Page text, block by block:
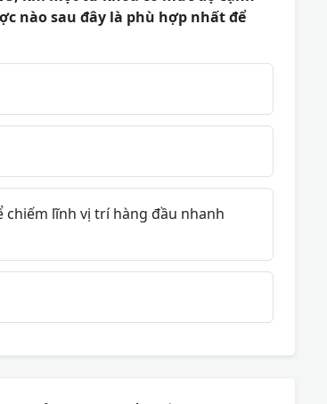
nào sau đây là phù hợp nhất để
chiếm lĩnh vị trí hàng đầu nhanh